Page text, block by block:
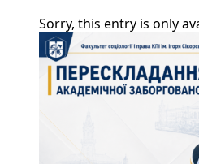
Sorry, this entry is only